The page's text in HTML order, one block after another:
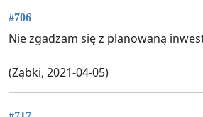
#706
Nie zgadzam się z planowaną
(Ząbki, 2021-04-05)